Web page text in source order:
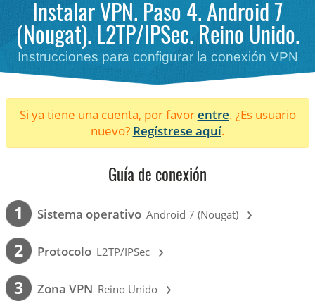
Instalar VPN. Paso 4. Android 7
(Nougat). L2TP/IPSec. Reino Unido.
Instrucciones para configurar la conexión VPN
Si ya tiene una cuenta, por favorentre. ¿Es usuario
nuevo? Regístrese aquí.
Guía de conexión
1 Sistema operativo Android 7 (Nougat) ›
2 Protocolo L2TP/IPSec ›
3 Zona VPN Reino Unido ›